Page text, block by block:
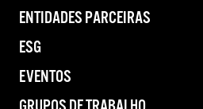
ENTIDADES PARCEIRAS
ESG
EVENTOS